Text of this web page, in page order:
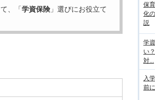
、「学資保険 」選びにお役立て
保
化
説
学
い
対...
入
前